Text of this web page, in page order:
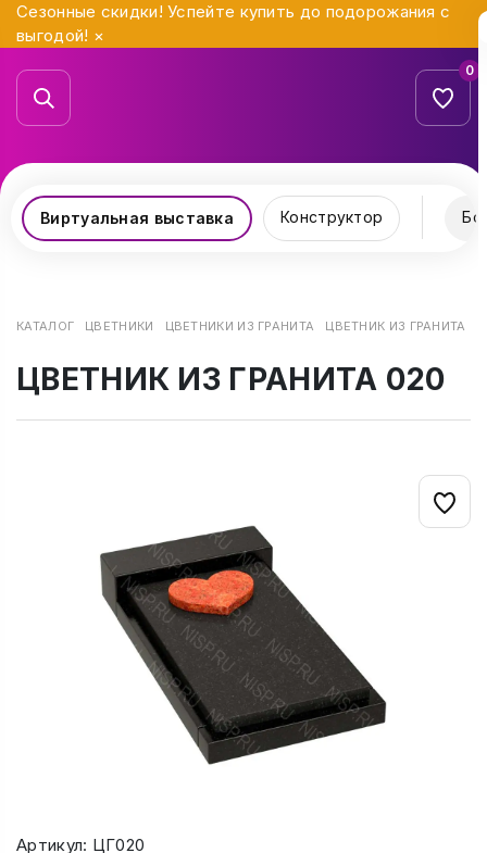
Сезонные скидки! Успейте купить до подорожания с
выгодой! ×
0
Виртуальная выставка Конструктор
КАТАЛОГ ЦВЕТНИКИ ЦВЕТНИКИ ИЗ ГРАНИТА ЦВЕТНИК ИЗ ГРАНИТА
ЦВЕТНИК ИЗ ГРАНИТА 020
Артикул: ЦГ020